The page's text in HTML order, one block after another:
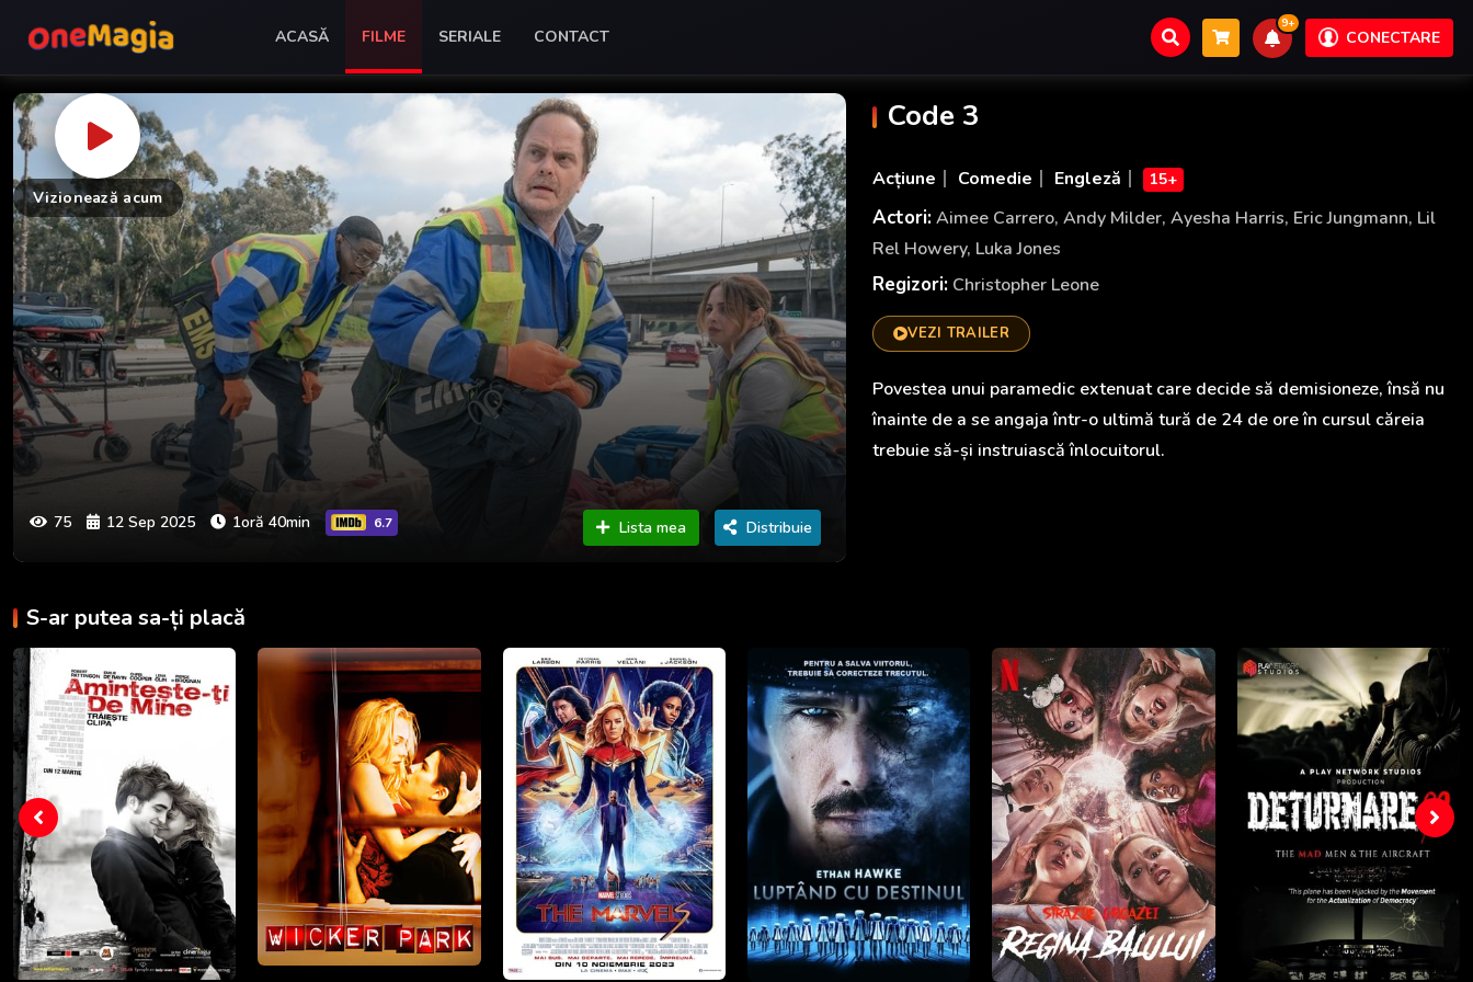
ACASĂ FILME SERIALE CONTACT
9+
CONECTARE
Vizionează acum
75 12 Sep 2025 1oră 40min 6.7 Lista mea Distribuie
Code 3
Acțiune Comedie Engleză 15+
Actori:Aimee Carrero, Andy Milder, Ayesha Harris, Eric Jungmann, Lil
Rel Howery, Luka Jones
Regizori: Christopher Leone
VEZI TRAILER
Povestea unui paramedic extenuat care decide să demisioneze, însă nu
înainte de a se angaja într-o ultimă tură de 24 de ore în cursul căreia
trebuie să-și instruiască înlocuitorul.
S-ar putea sa-ți placă